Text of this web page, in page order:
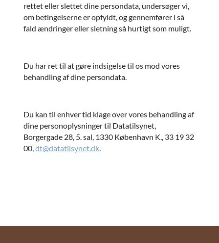
rettet eller slettet dine persondata, undersøger vi,
om betingelserne er opfyldt, og gennemfører i så
fald ændringer eller sletning så hurtigt som muligt.
Du har ret til at gøre indsigelse til os mod vores
behandling af dine persondata.
Du kan til enhver tid klage over vores behandling af
dine personoplysninger til Datatilsynet,
Borgergade 28, 5. sal, 1330 København K., 33 19 32
00, dt@datatilsynet.dk